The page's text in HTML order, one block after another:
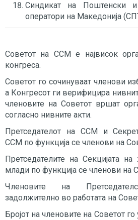
Синдикат на Поштенски и
оператори на Македонија
Советот на ССМ е највисок
конгреса.
Советот го сочинуваат членови
а Конгресот ги верифицира
членовите на Советот вршат
согласно нивните акти.
Претседателот на ССМ и
ССМ по функција се членови на
Претседателите на Секцијата
млади по функција се членови на
Членовите на
задолжително во работата на
Бројот на членовите на Советот